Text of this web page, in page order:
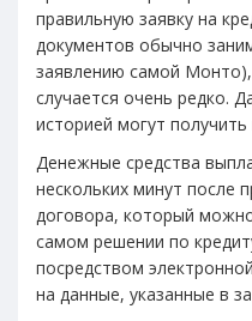
правильную заявку на
документов обычно
заявлению самой
случается очень редко.
историей могут
Денежные средства
нескольких минут после
договора, который
самом решении по
посредством
на данные, указанные в